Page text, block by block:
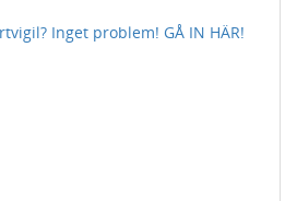
Inget problem! GÅ IN HÄR!